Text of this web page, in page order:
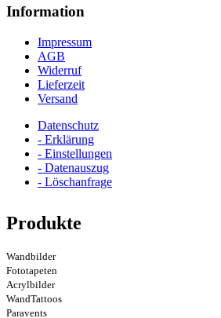
Information
Impressum
AGB
Widerruf
Lieferzeit
Versand
Datenschutz
- Erklärung
- Einstellungen
- Datenauszug
- Löschanfrage
Produkte
Wandbilder
Fototapeten
Acrylbilder
WandTattoos
Paravents